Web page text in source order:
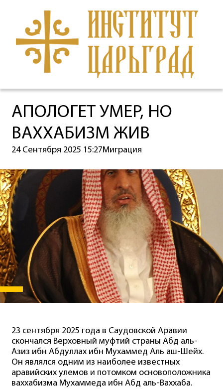
АПОЛОГЕТ УМЕР, НО
ВАХХАБИЗМ ЖИВ
24 Сентября 2025 15:27Миграция
23 сентября 2025 года в Саудовской Аравии
скончался Верховный муфтий страны Абд аль-
Азиз ибн Абдуллах ибн Мухаммед Аль аш-Шейх.
Он являлся одним из наиболее известных
аравийских улемов и потомком основоположника
ваххабизма Мухаммеда ибн Абд аль-Ваххаба.